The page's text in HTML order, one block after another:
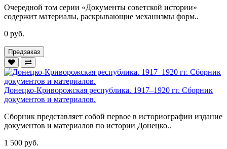
Очередной том серии «Документы советской истории»
содержит материалы, раскрывающие механизмы форм..
0 руб.
Предзаказ
Донецко-Криворожская республика. 1917–1920 гг. Сборник
документов и материалов.
Сборник представляет собой первое в историографии издание
документов и материалов по истории Донецко..
1 500 руб.